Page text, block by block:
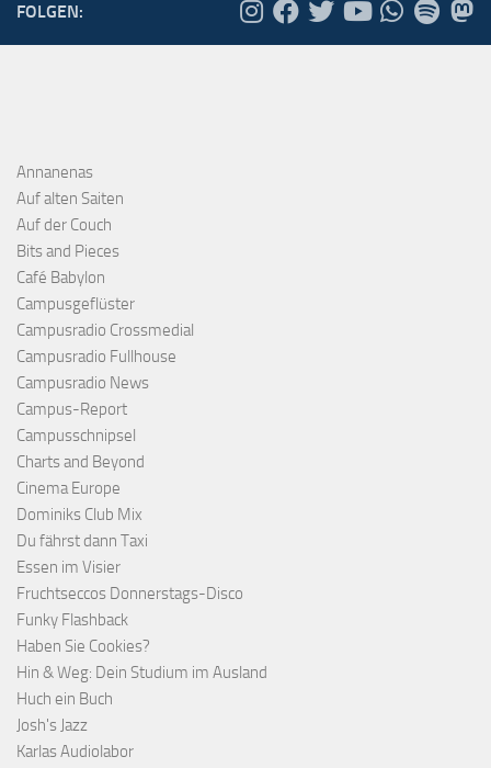
FOLGEN:
Annanenas
Auf alten Saiten
Auf der Couch
Bits and Pieces
Café Babylon
Campusgeflüster
Campusradio Crossmedial
Campusradio Fullhouse
Campusradio News
Campus-Report
Campusschnipsel
Charts and Beyond
Cinema Europe
Dominiks Club Mix
Du fährst dann Taxi
Essen im Visier
Fruchtseccos Donnerstags-Disco
Funky Flashback
Haben Sie Cookies?
Hin & Weg: Dein Studium im Ausland
Huch ein Buch
Josh's Jazz
Karlas Audiolabor